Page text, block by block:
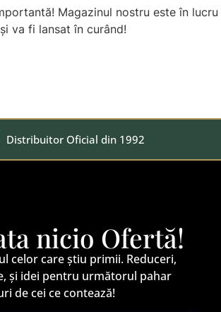
Magazinul nostru este în lucru
și va fi lansat în curând!
Distribuitor Oficial din 1992
nicio Ofertă!
celor care știu primii. Reduceri,
și idei pentru următorul pahar
de cei ce contează!